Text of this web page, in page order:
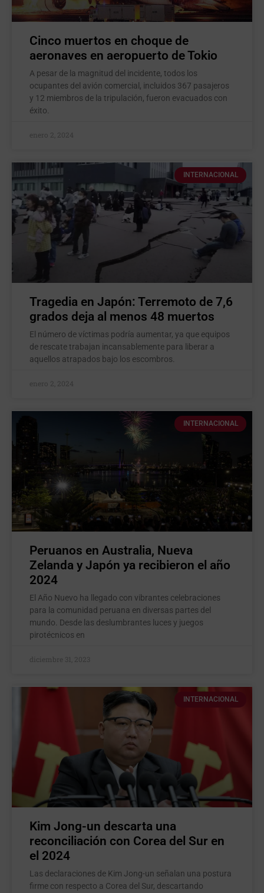
Cinco muertos en choque de
aeronaves en aeropuerto de Tokio
A pesar de la magnitud del incidente, todos los
ocupantes del avión comercial, incluidos 367 pasajeros
y 12 miembros de la tripulación, fueron evacuados con
éxito.
enero 2, 2024
INTERNACIONAL
Tragedia en Japón: Terremoto de 7,6
grados deja al menos 48 muertos
El número de víctimas podría aumentar, ya que equipos
de rescate trabajan incansablemente para liberar a
aquellos atrapados bajo los escombros.
enero 2, 2024
INTERNACIONAL
Peruanos en Australia, Nueva
Zelanda y Japón ya recibieron el año
2024
El Año Nuevo ha llegado con vibrantes celebraciones
para la comunidad peruana en diversas partes del
mundo. Desde las deslumbrantes luces y juegos
pirotécnicos en
diciembre 31, 2023
INTERNACIONAL
Kim Jong-un descarta una
reconciliación con Corea del Sur en
el 2024
Las declaraciones de Kim Jong-un señalan una postura
firme con respecto a Corea del Sur, descartando